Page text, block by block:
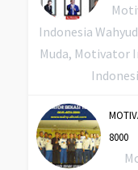
Indonesia
Muda, Motivator
8000